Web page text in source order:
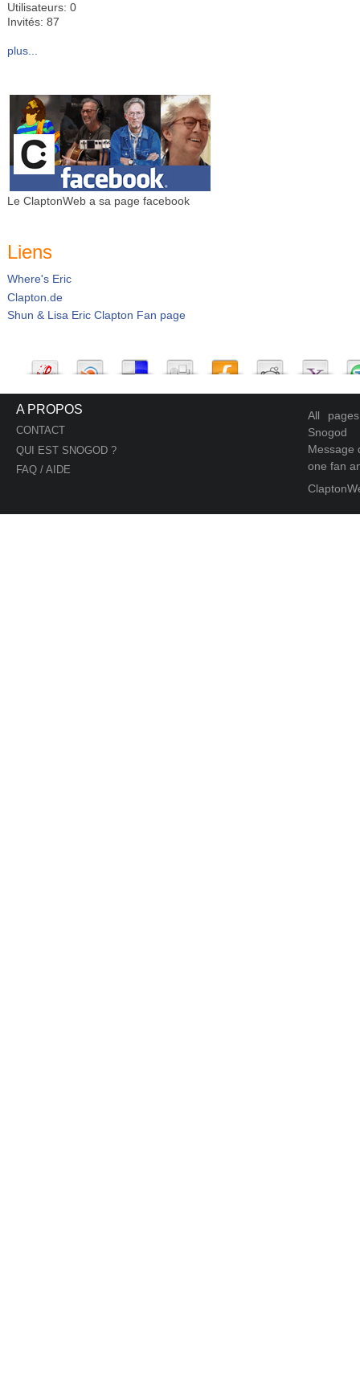
Utilisateurs: 0
Invités: 87
plus...
Le ClaptonWeb a sa page facebook
Liens
Where's Eric
Clapton.de
Shun & Lisa Eric Clapton Fan page
A PROPOS
CONTACT
QUI EST SNOGOD ?
FAQ / AIDE
All
Snogod
Message
one fan